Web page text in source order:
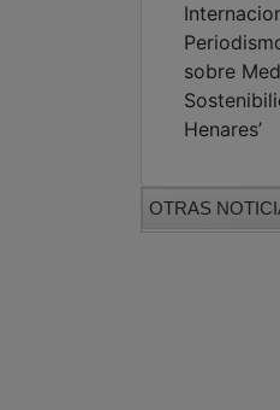
sobre
Henares’
OTRAS